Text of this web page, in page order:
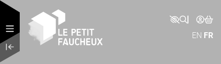
Aller au contenu principal
EN FR